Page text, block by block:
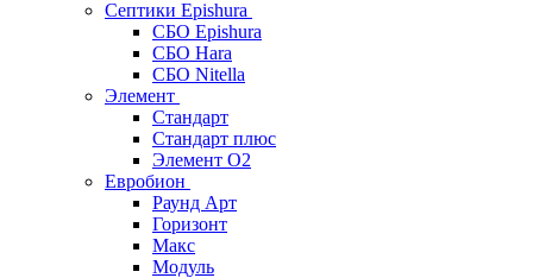
Септики Epishura
СБО Epishura
СБО Hara
СБО Nitella
Элемент
Стандарт
Стандарт плюс
Элемент О2
Евробион
Раунд Арт
Горизонт
Макс
Модуль